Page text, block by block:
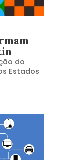
do
Estados